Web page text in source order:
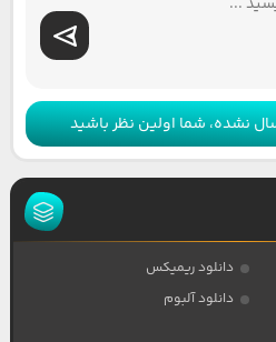
نشده، شما اولین نظر باشید
دانلود ریمیکس
دانلود آلبوم